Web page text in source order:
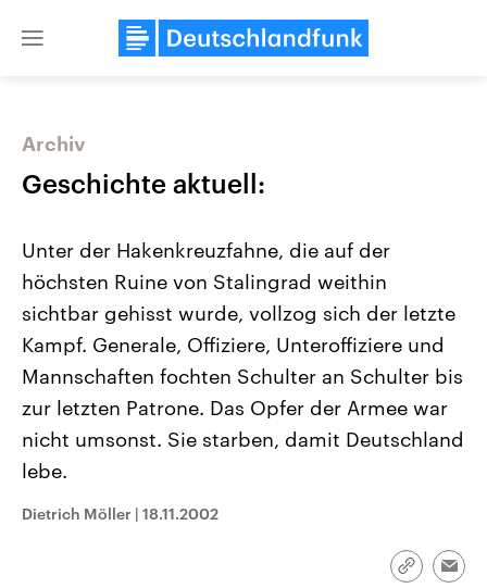
Close
USA
Aktuelle Beiträge, Analysen und
Hintergründe
Wirtschaftlich und militärisch
gehören die Vereinigten Staaten zu
den mächtigsten Ländern der Erde,
mit großem Einfluss auf das
Nahostkonflikt
Aktuelle Lage und
Der Überfall der
Terrororganisation Hamas
Oktober 2023 auf Israel
Archiv
Geschichte aktuell:
Unter der Hakenkreuzfahne, die auf der
höchsten Ruine von Stalingrad weithin
sichtbar gehisst wurde, vollzog sich der letzte
Kampf. Generale, Offiziere, Unteroffiziere und
Mannschaften fochten Schulter an Schulter bis
zur letzten Patrone. Das Opfer der Armee war
nicht umsonst. Sie starben, damit Deutschland
lebe.
Dietrich Möller | 18.11.2002
Link